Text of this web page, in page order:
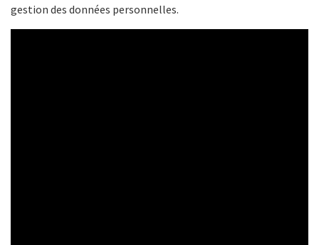
gestion des données personnelles.